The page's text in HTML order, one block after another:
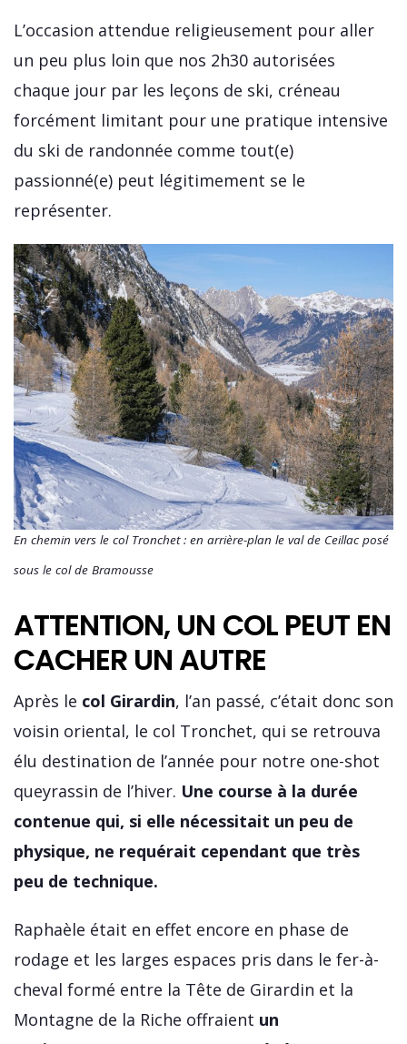
L’occasion attendue religieusement pour aller
un peu plus loin que nos 2h30 autorisées
chaque jour par les leçons de ski, créneau
forcément limitant pour une pratique intensive
du ski de randonnée comme tout(e)
passionné(e) peut légitimement se le
représenter.
En chemin vers le col Tronchet : en arrière-plan le val de Ceillac posé
sous le col de Bramousse
ATTENTION, UN COL PEUT EN
CACHER UN AUTRE
Après le col Girardin, l’an passé, c’était donc son
voisin oriental, le col Tronchet, qui se retrouva
élu destination de l’année pour notre one-shot
queyrassin de l’hiver. Une course à la durée
contenue qui, si elle nécessitait un peu de
physique, ne requérait cependant que très
peu de technique.
Raphaèle était en effet encore en phase de
rodage et les larges espaces pris dans le fer-à-
cheval formé entre la Tête de Girardin et la
Montagne de la Riche offraient un